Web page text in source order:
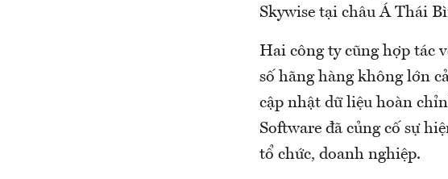
Skywise tại châu Á Thái
Hai công ty cũng hợp tác
số hãng hàng không lớn
cập nhật dữ liệu hoàn
Software đã củng cố sự
tổ chức, doanh nghiệp.